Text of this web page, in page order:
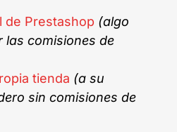
de Prestashop (algo
las comisiones de
tienda (a su
sin comisiones de